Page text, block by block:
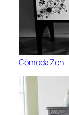
Cómoda Zen